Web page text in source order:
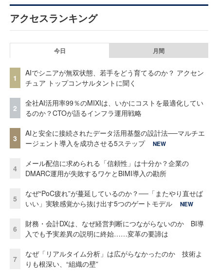
アクセスランキング
今日 月間
1
AIでシニアが無双状態、若手をどう育てるのか？ アクセン
チュア トップコンサルタントに聞く
2
全社AI活用率99％のMIXIは、いかにコストを最適化してい
るのか？CTOが語るインフラ運用戦略
3
AIと安全に接続されたデータ活用基盤の設計法──マルチエ
ージェント導入を成功させる5ステップ
NEW
4
メール配信に求められる「信頼性」は十分か？企業の
DMARC運用が失敗するワケとBIMI導入の勘所
5
なぜ“PoC疲れ”が蔓延しているのか？──「またやり直せば
いい」実験感覚から抜け出す5つのゲートモデル
NEW
6
財務・会計DXは、なぜ経営判断につながらないのか BI導
入でも予実差異の説明に終始……変革の要諦は
7
なぜ「リアルタイム分析」は広がらなかったのか 技術よ
りも根深い、“組織の壁”